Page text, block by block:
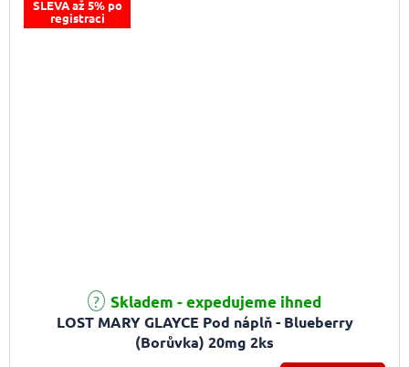
SLEVA až 5% po
registraci
LOST MARY GLAYCE Pod náplň - Blueberry
(Borůvka) 20mg 2ks
Skladem - expedujeme ihned